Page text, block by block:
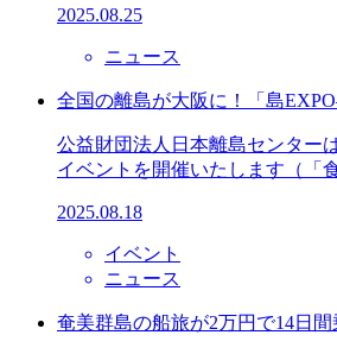
2025.08.25
ニュース
全国の離島が大阪に！「島
公益財団法人日本離島センター
イベントを開催いたします（「
2025.08.18
イベント
ニュース
奄美群島の船旅が2万円で14日